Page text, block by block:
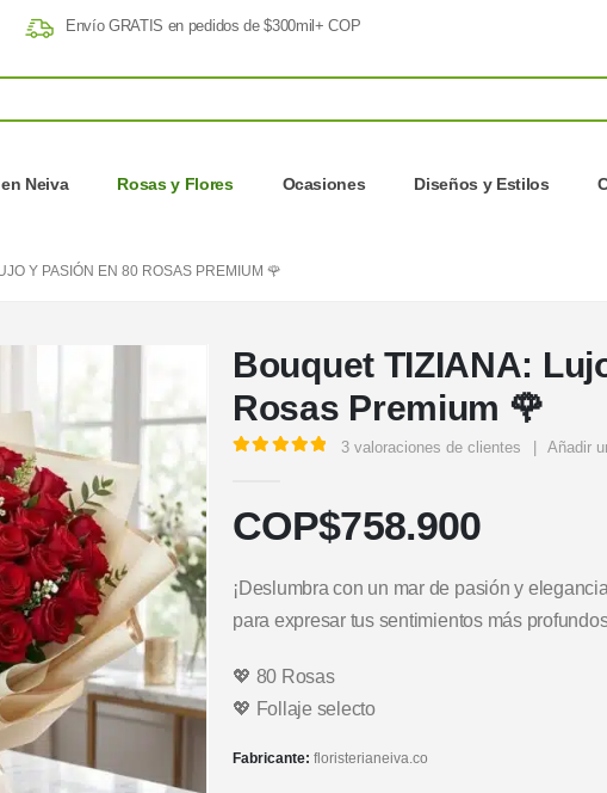
Envío GRATIS en pedidos de $300mil+ COP
Neiva Rosas y Flores Ocasiones Diseños y Estilos
Y PASIÓN EN 80 ROSAS PREMIUM 🌹
Bouquet TIZIANA:
Rosas Premium 🌹
3 valoraciones de clientes Añadir
COP$758.900
¡Deslumbra con un mar de pasión y
para expresar tus sentimientos más
💖 80 Rosas
💖 Follaje selecto
Fabricante: floristerianeiva.co